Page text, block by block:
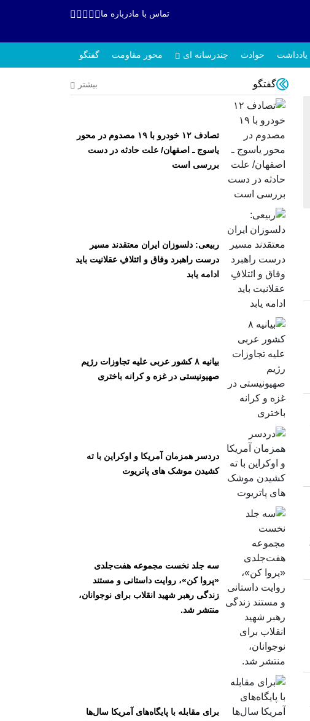
تماس با مادرباره ما
یادداشت حوادث چندرسانه ای محور مقاومت گفتگو
گفتگو بیشتر
تصادف ۱۲ خودرو با ۱۹ مصدوم در محور
یاسوج ـ اصفهان/ علت حادثه در دست
بررسی است
ربیعی: دلسوزان ایران معتقدند مسیر
درست راهبرد وفاق و ائتلافِ عقلانیت باید
ادامه یابد
بیانیه ۸ کشور عربی علیه تجاوزات رژیم
صهیونیستی در غزه و کرانه باختری
دردسر همزمان آمریکا و اوکراین با ته
کشیدن موشک های پاتریوت
سه جلد نخست مجموعه هفت‌جلدی
«پروا کن»، روایت داستانی و مستند
زندگی رهبر شهید انقلاب برای نوجوانان،
منتشر شد.
برای مقابله با پایگاه‌های آمریکا سال‌ها